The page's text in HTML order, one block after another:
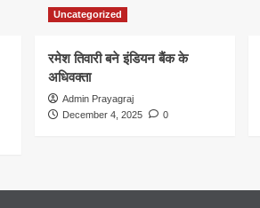
Uncategorized
रमेश तिवारी बने इंडियन बैंक के
अधिवक्ता
Admin Prayagraj
December 4, 2025
0